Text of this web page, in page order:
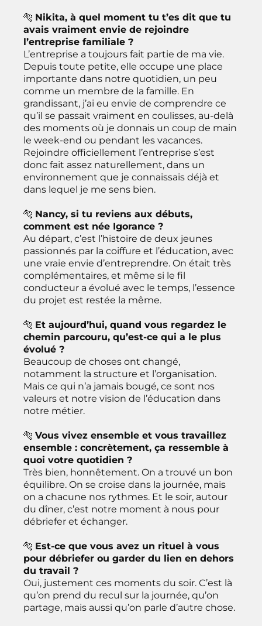
🐅 Nikita, à quel moment tu t’es dit que tu
avais vraiment envie de rejoindre
l’entreprise familiale ?
L’entreprise a toujours fait partie de ma vie.
Depuis toute petite, elle occupe une place
importante dans notre quotidien, un peu
comme un membre de la famille. En
grandissant, j’ai eu envie de comprendre ce
qu’il se passait vraiment en coulisses, au-delà
des moments où je donnais un coup de main
le week-end ou pendant les vacances.
Rejoindre officiellement l’entreprise s’est
donc fait assez naturellement, dans un
environnement que je connaissais déjà et
dans lequel je me sens bien.
🐅 Nancy, si tu reviens aux débuts,
comment est née Igorance ?
Au départ, c’est l’histoire de deux jeunes
passionnés par la coiffure et l’éducation, avec
une vraie envie d’entreprendre. On était très
complémentaires, et même si le fil
conducteur a évolué avec le temps, l’essence
du projet est restée la même.
🐅 Et aujourd’hui, quand vous regardez le
chemin parcouru, qu’est-ce qui a le plus
évolué ?
Beaucoup de choses ont changé,
notamment la structure et l’organisation.
Mais ce qui n’a jamais bougé, ce sont nos
valeurs et notre vision de l’éducation dans
notre métier.
🐅 Vous vivez ensemble et vous travaillez
ensemble : concrètement, ça ressemble à
quoi votre quotidien ?
Très bien, honnêtement. On a trouvé un bon
équilibre. On se croise dans la journée, mais
on a chacune nos rythmes. Et le soir, autour
du dîner, c’est notre moment à nous pour
débriefer et échanger.
🐅 Est-ce que vous avez un rituel à vous
pour débriefer ou garder du lien en dehors
du travail ?
Oui, justement ces moments du soir. C’est là
qu’on prend du recul sur la journée, qu’on
partage, mais aussi qu’on parle d’autre chose.